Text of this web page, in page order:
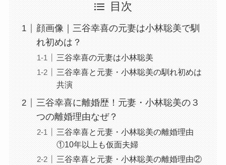
目次
顔画像｜三谷幸喜の元妻は小林聡美で馴
れ初めは？
三谷幸喜の元妻は小林聡美
三谷幸喜と元妻・小林聡美の馴れ初めは
共演
三谷幸喜に離婚歴！元妻・小林聡美の３
つの離婚理由なぜ？
三谷幸喜と元妻・小林聡美の離婚理由
①10年以上も仮面夫婦
三谷幸喜と元妻・小林聡美の離婚理由②